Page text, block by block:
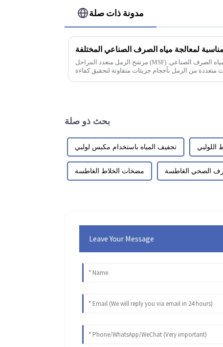
مدونة ذات صلة
مرشح الرمل متعدد المراحل (MSF) هو حل فعال لمعالجة جميع أنواع مياه الصرف الصناعي.
من الرمل بأحجام جزيئات متفاوتة لتحقيق كفاءة
بحث ذو صلة
تجفيف المياه باستخدام مكبس لولبي
مضخات الخلاط الغاطسة الصحي الغاطسة
Leave Your Message